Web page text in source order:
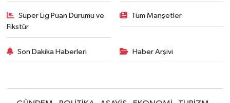
Süper Lig Puan Durumu ve
Fikstür
Tüm Manşetler
Son Dakika Haberleri Haber Arşivi